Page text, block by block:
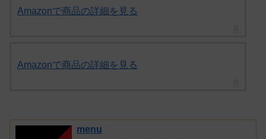
Amazonで商品の詳細を見る
Amazonで商品の詳細を見る
menu